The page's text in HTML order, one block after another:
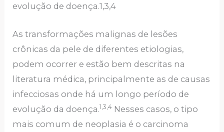
evolução de doença.1,3,4
As transformações malignas de lesões
crônicas da pele de diferentes etiologias,
podem ocorrer e estão bem descritas na
literatura médica, principalmente as de causas
infecciosas onde há um longo período de
evolução da doença.1,3,4 Nesses casos, o tipo
mais comum de neoplasia é o carcinoma